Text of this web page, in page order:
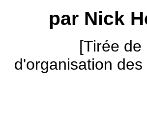
par Nick
[Tirée
d'organisation